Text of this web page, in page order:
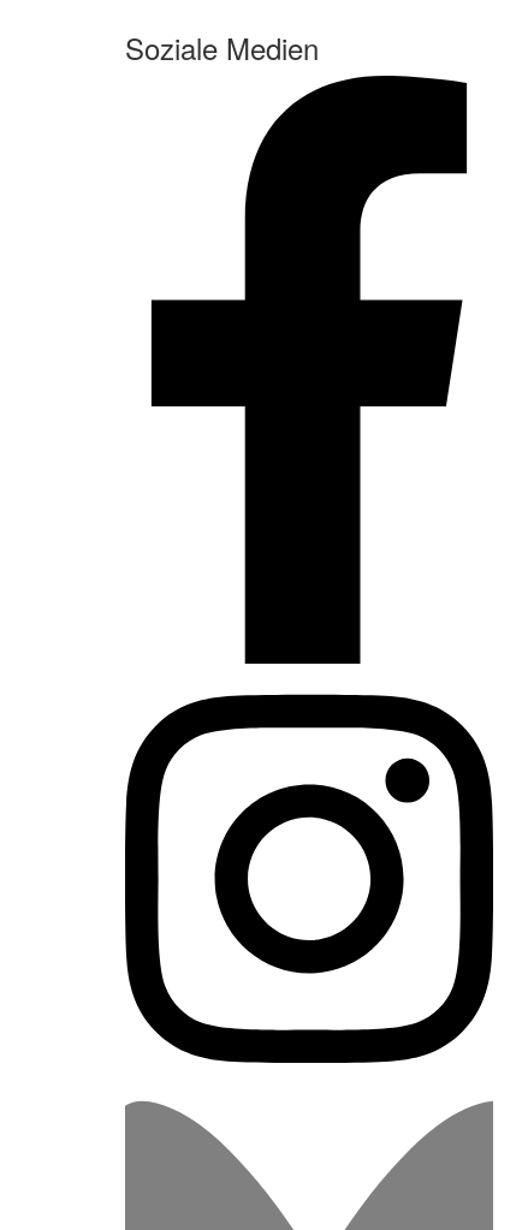
Soziale Medien